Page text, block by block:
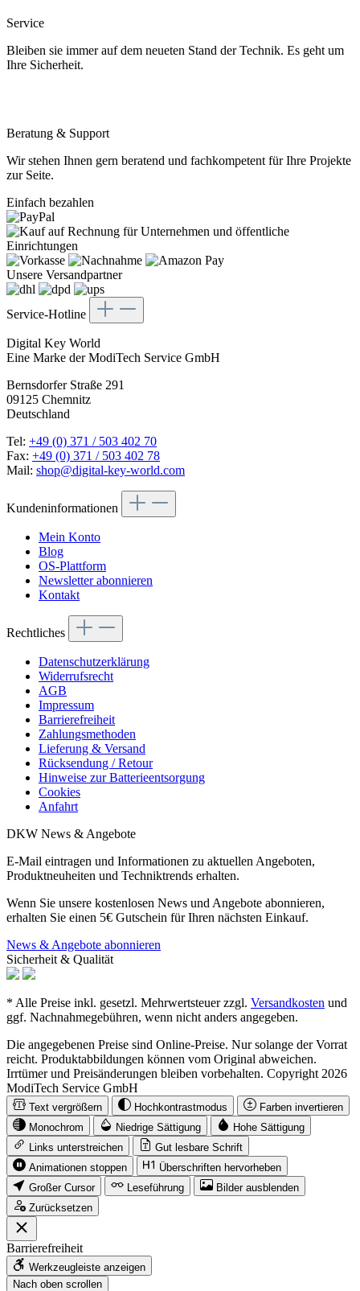
Service
Bleiben sie immer auf dem neueten Stand der Technik. Es geht um
Ihre Sicherheit.
Beratung & Support
Wir stehen Ihnen gern beratend und fachkompetent für Ihre Projekte
zur Seite.
Einfach bezahlen
Unsere Versandpartner
Service-Hotline
Digital Key World
Eine Marke der ModiTech Service GmbH
Bernsdorfer Straße 291
09125 Chemnitz
Deutschland
Tel: +49 (0) 371 / 503 402 70
Fax: +49 (0) 371 / 503 402 78
Mail: shop@digital-key-world.com
Kundeninformationen
Mein Konto
Blog
OS-Plattform
Newsletter abonnieren
Kontakt
Rechtliches
Datenschutzerklärung
Widerrufsrecht
AGB
Impressum
Barrierefreiheit
Zahlungsmethoden
Lieferung & Versand
Rücksendung / Retour
Hinweise zur Batterieentsorgung
Cookies
Anfahrt
DKW News & Angebote
E-Mail eintragen und Informationen zu aktuellen Angeboten,
Produktneuheiten und Techniktrends erhalten.
Wenn Sie unsere kostenlosen News und Angebote abonnieren,
erhalten Sie einen 5€ Gutschein für Ihren nächsten Einkauf.
News & Angebote abonnieren
Sicherheit & Qualität
* Alle Preise inkl. gesetzl. Mehrwertsteuer zzgl. Versandkosten und
ggf. Nachnahmegebühren, wenn nicht anders angegeben.
Die angegebenen Preise sind Online-Preise. Nur solange der Vorrat
reicht. Produktabbildungen können vom Original abweichen.
Irrtümer und Preisänderungen bleiben vorbehalten. Copyright 2026
ModiTech Service GmbH
Text vergrößern Hochkontrastmodus
Farben invertieren
Monochrom
Niedrige Sättigung
Hohe Sättigung
Links unterstreichen
Gut lesbare Schrift
Animationen stoppen
Überschriften hervorheben
Großer Cursor
Leseführung
Bilder ausblenden
Zurücksetzen
Barrierefreiheit
Werkzeugleiste anzeigen
Nach oben scrollen